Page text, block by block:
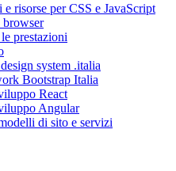
risorse per CSS e JavaScript
browser
prestazioni
system .italia
Bootstrap Italia
React
Angular
di sito e servizi